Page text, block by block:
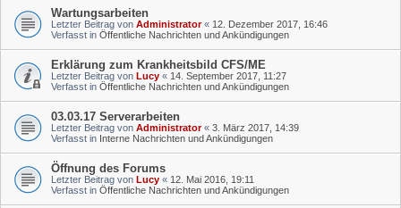
Wartungsarbeiten
Letzter Beitrag von Administrator« 12. Dezember 2017, 16:46
Verfasst in Öffentliche Nachrichten und Ankündigungen
Erklärung zum Krankheitsbild CFS/ME
Letzter Beitrag von Lucy « 14. September 2017, 11:27
Verfasst in Öffentliche Nachrichten und Ankündigungen
03.03.17 Serverarbeiten
Letzter Beitrag von Administrator« 3. März 2017, 14:39
Verfasst in Interne Nachrichten und Ankündigungen
Öffnung des Forums
Letzter Beitrag von Lucy « 12. Mai 2016, 19:11
Verfasst in Öffentliche Nachrichten und Ankündigungen